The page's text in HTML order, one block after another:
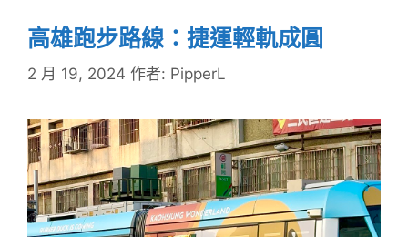
高雄跑步路線：捷運輕軌成圓
2 月 19, 2024 作者: PipperL